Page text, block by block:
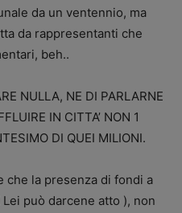
da un ventennio, ma
da rappresentanti che
beh..
NULLA, NE DI PARLARNE
IN CITTA’ NON 1
DI QUEI MILIONI.
che la presenza di fondi a
può darcene atto ), non